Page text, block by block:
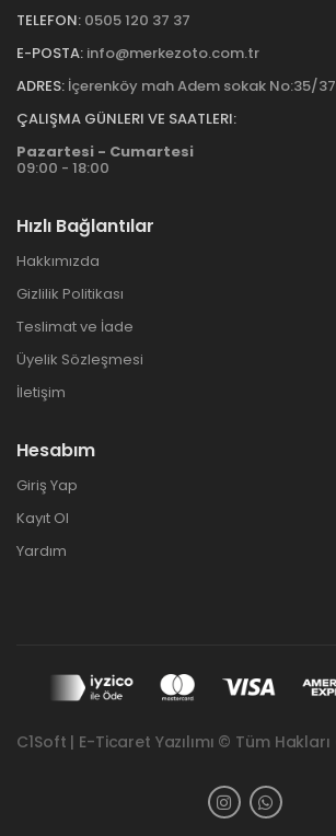
TELEFON: 0505 120 37 37
E-POSTA: info@merkezoto.com.tr
ADRES: İçerenköy mah Adem sokak No:35/
ÇALIŞMA GÜNLERI VE SAATLERI:
Pazartesi - Cumartesi
09:00 - 18:00
Hızlı Bağlantılar
Hakkımızda
Gizlilik Politikası
Teslimat ve İade
Üyelik Sözleşmesi
İletişim
Hesabım
Giriş Yap
Kayıt Ol
Yardım
C1Soft | E-Ticaret Yazılımı © Tüm Hakları